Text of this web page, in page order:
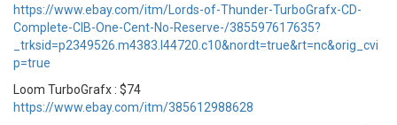
https://www.ebay.com/itm/Lords-of-Thunder-TurboGrafx-CD-
Complete-CIB-One-Cent-No-Reserve-/385597617635?
_trksid=p2349526.m4383.l44720.c10&nordt=true&rt=nc&orig_cvi
p=true
Loom TurboGrafx : $74
https://www.ebay.com/itm/385612988628